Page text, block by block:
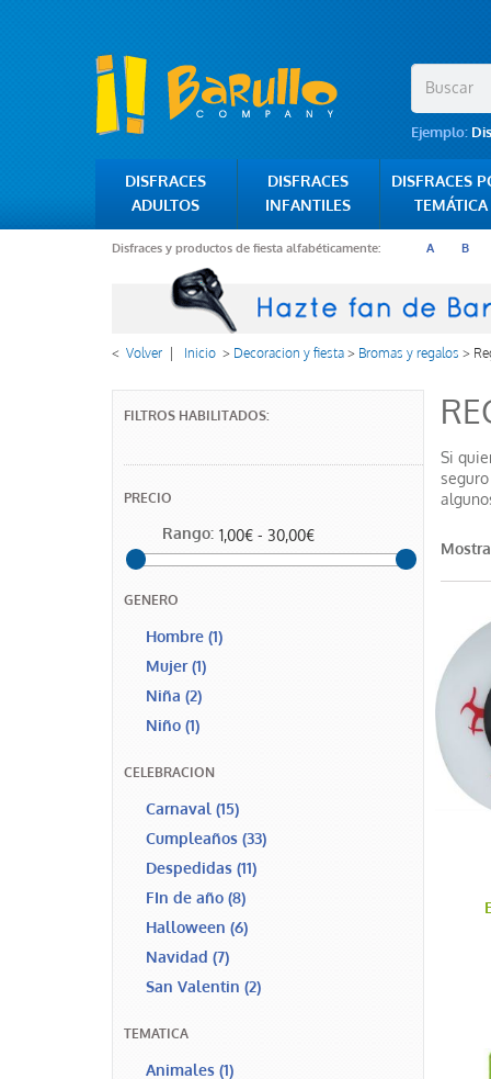
Ejemplo:
DISFRACES
ADULTOS
DISFRACES
INFANTILES
DISFRACES
TEMÁTICA
Disfraces y productos de fiesta alfabéticamente: A B
< Volver Inicio > Decoracion y fiesta> Bromas y regalos >
FILTROS HABILITADOS:
PRECIO
Rango: 1,00€ - 30,00€
GENERO
Hombre (1)
Mujer(1)
Niña (2)
Niño (1)
CELEBRACION
Carnaval (15)
Cumpleaños (33)
Despedidas (11)
FIn de año (8)
Halloween (6)
Navidad (7)
San Valentin (2)
TEMATICA
Animales (1)
Si